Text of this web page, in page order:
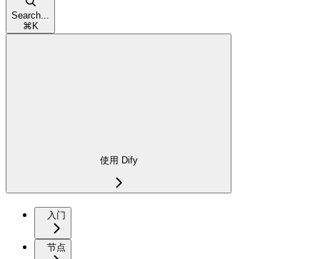
Search...
⌘ K
使用 Dify
入门
节点